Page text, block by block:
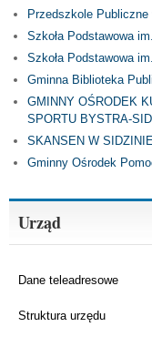
Przedszkole
Szkoła Podstawowa
Szkoła Podstawowa
Gminna Biblioteka
GMINNY OŚRODEK
SPORTU BYSTRA-
SKANSEN W
Gminny Ośrodek
Urząd
Dane teleadresowe
Struktura urzędu